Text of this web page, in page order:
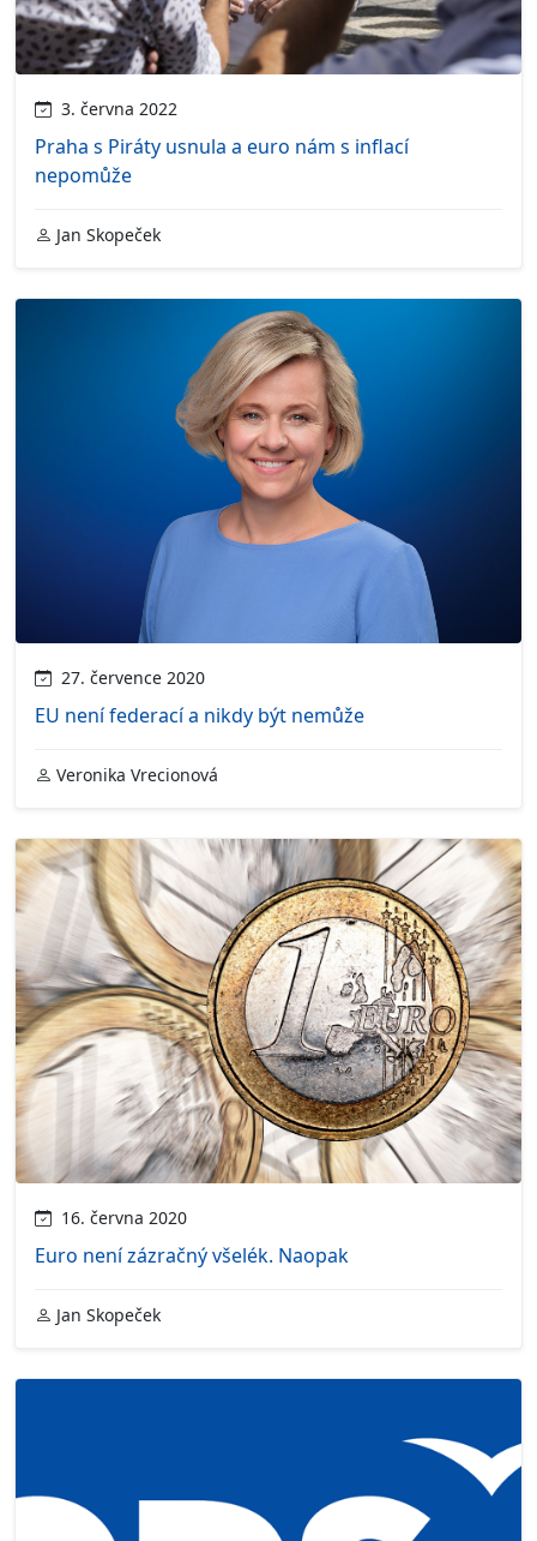
3. června 2022
Praha s Piráty usnula a euro nám s inflací
nepomůže
Jan Skopeček
27. července 2020
EU není federací a nikdy být nemůže
Veronika Vrecionová
16. června 2020
Euro není zázračný všelék. Naopak
Jan Skopeček